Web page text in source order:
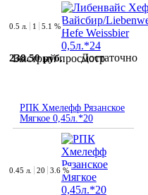
Быстрый просмотр
0.5 л. 1 5.1 %
238.50 руб. Достаточно
РПК Хмелефф Рязанское
Мягкое 0,45л.*20
0.45 л. 20 3.6 %